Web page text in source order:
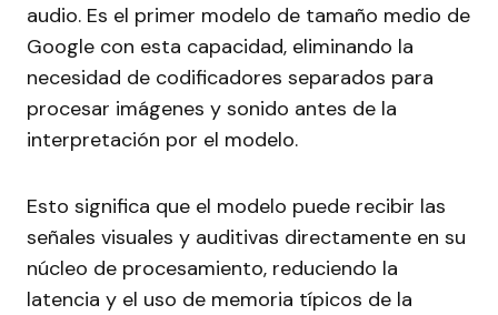
audio. Es el primer modelo de tamaño medio de
Google con esta capacidad, eliminando la
necesidad de codificadores separados para
procesar imágenes y sonido antes de la
interpretación por el modelo.
Esto significa que el modelo puede recibir las
señales visuales y auditivas directamente en su
núcleo de procesamiento, reduciendo la
latencia y el uso de memoria típicos de la